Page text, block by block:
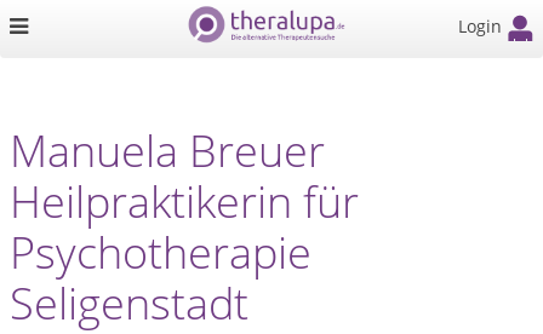
Login
Manuela Breuer
Heilpraktikerin für
Psychotherapie
Seligenstadt